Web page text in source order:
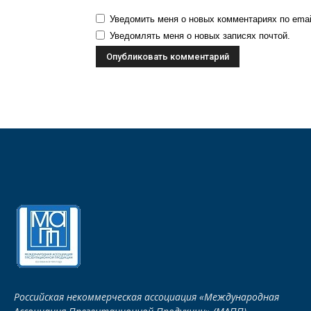
Уведомить меня о новых комментариях по
Уведомлять меня о новых записях почтой.
Российская некоммерческая ассоциация «Международная